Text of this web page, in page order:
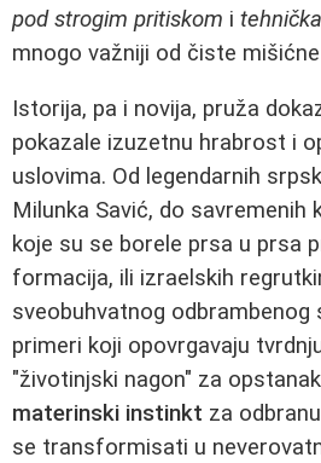
pod strogim pritiskom i
mnogo važniji od čiste
Istorija, pa i novija, pruža
pokazale izuzetnu hrabrost i
uslovima. Od legendarnih
Milunka Savić, do savremenih
koje su se borele prsa u prsa
formacija, ili izraelskih
sveobuhvatnog
primeri koji opovrgavaju
"životinjski nagon" za
materinski instinkt za
se transformisati u